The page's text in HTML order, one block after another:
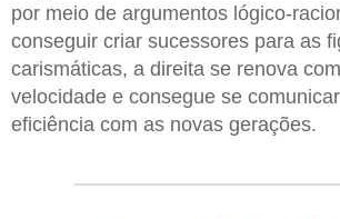
por meio de argumentos lógico-
conseguir criar sucessores para as
carismáticas, a direita se renova
velocidade e consegue se
eficiência com as novas gerações.